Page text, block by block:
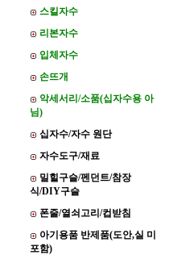
스킬자수
리본자수
입체자수
손뜨개
악세서리/소품(십자수용 아
님)
십자수/자수 원단
자수도구/재료
밀힐구슬/펜던트/참장
식/DIY구슬
폰줄/열쇠고리/컵받침
아기용품 반제품(도안,실 미
포함)